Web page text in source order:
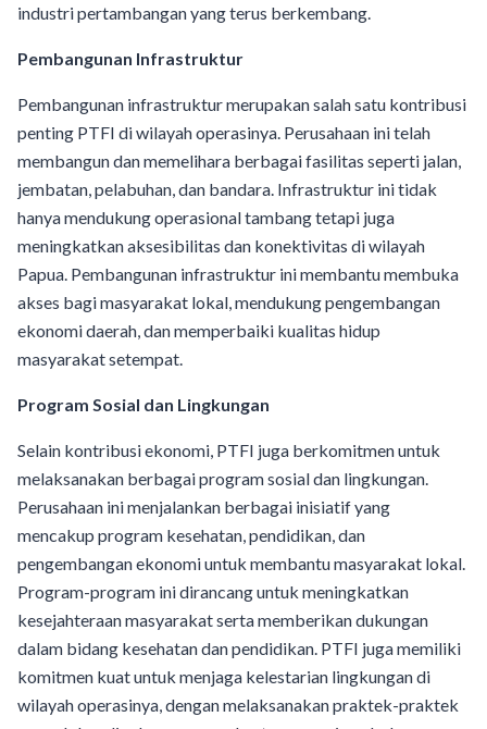
industri pertambangan yang terus berkembang.
Pembangunan Infrastruktur
Pembangunan infrastruktur merupakan salah satu kontribusi
penting PTFI di wilayah operasinya. Perusahaan ini telah
membangun dan memelihara berbagai fasilitas seperti jalan,
jembatan, pelabuhan, dan bandara. Infrastruktur ini tidak
hanya mendukung operasional tambang tetapi juga
meningkatkan aksesibilitas dan konektivitas di wilayah
Papua. Pembangunan infrastruktur ini membantu membuka
akses bagi masyarakat lokal, mendukung pengembangan
ekonomi daerah, dan memperbaiki kualitas hidup
masyarakat setempat.
Program Sosial dan Lingkungan
Selain kontribusi ekonomi, PTFI juga berkomitmen untuk
melaksanakan berbagai program sosial dan lingkungan.
Perusahaan ini menjalankan berbagai inisiatif yang
mencakup program kesehatan, pendidikan, dan
pengembangan ekonomi untuk membantu masyarakat lokal.
Program-program ini dirancang untuk meningkatkan
kesejahteraan masyarakat serta memberikan dukungan
dalam bidang kesehatan dan pendidikan. PTFI juga memiliki
komitmen kuat untuk menjaga kelestarian lingkungan di
wilayah operasinya, dengan melaksanakan praktek-praktek